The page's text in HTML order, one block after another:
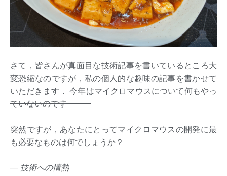
さて，皆さんが真面目な技術記事を書いているところ大
変恐縮なのですが，私の個人的な趣味の記事を書かせて
いただきます．今年はマイクロマウスについて何もやっ
ていないのです・・・
突然ですが，あなたにとってマイクロマウスの開発に最
も必要なものは何でしょうか？
― 技術への情熱